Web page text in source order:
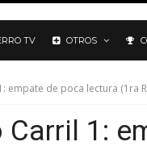
TV OTROS
empate de poca lectura (1ra
Carril 1: